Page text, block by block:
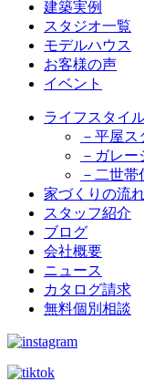
建築実例
スタジオ一覧
モデルハウス
お客様の声
イベント
ライフスタイ
－平屋ス
－ガレー
－二世帯
家づくりの流
スタッフ紹介
ブログ
会社概要
ニュース
カタログ請求
無料個別相談